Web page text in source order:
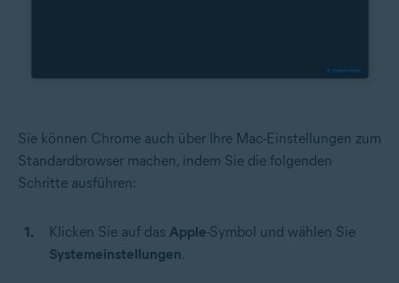
Sie können Chrome auch über Ihre Mac-Einstellungen zum
Standardbrowser machen, indem Sie die folgenden
Schritte ausführen:
Klicken Sie auf das Apple-Symbol und wählen Sie
Systemeinstellungen.